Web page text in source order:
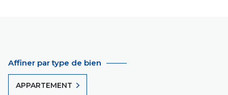
Affiner par type de bien
APPARTEMENT